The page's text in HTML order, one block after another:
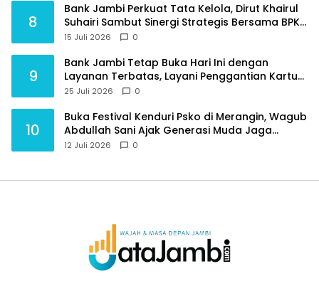
8
Bank Jambi Perkuat Tata Kelola, Dirut Khairul
Suhairi Sambut Sinergi Strategis Bersama BPKP
Jambi
15 Juli 2026 0
9
Bank Jambi Tetap Buka Hari Ini dengan
Layanan Terbatas, Layani Penggantian Kartu
ATM dan Perubahan PIN
25 Juli 2026 0
10
Buka Festival Kenduri Psko di Merangin, Wagub
Abdullah Sani Ajak Generasi Muda Jaga
Budaya dan Jauhi Narkoba
12 Juli 2026 0